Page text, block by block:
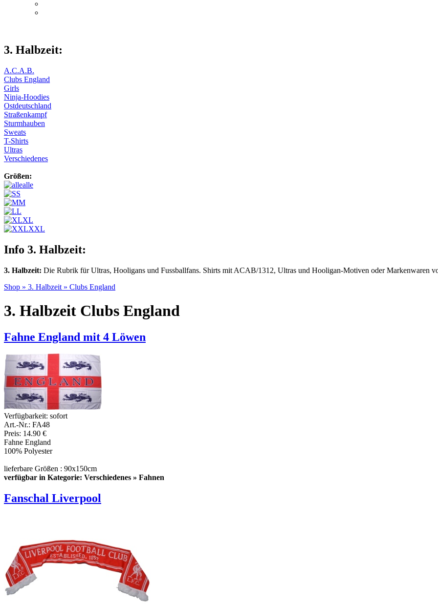
3. Halbzeit:
A.C.A.B.
Clubs England
Girls
Ninja-Hoodies
Ostdeutschland
Straßenkampf
Sturmhauben
Sweats
T-Shirts
Ultras
Verschiedenes
Größen:
alle
S
M
L
XL
XXL
Info 3. Halbzeit:
3. Halbzeit: Die Rubrik für Ultras, Hooligans und Fussballfans. Shirts mit ACAB/1312, Ultras und Hooligan-Motiven oder Markenwaren
Shop » 3. Halbzeit » Clubs England
3. Halbzeit Clubs England
Fahne England mit 4 Löwen
Verfügbarkeit: sofort
Art.-Nr.: FA48
Preis: 14.90 €
Fahne England
100% Polyester
lieferbare Größen : 90x150cm
verfügbar in Kategorie: Verschiedenes » Fahnen
Fanschal Liverpool